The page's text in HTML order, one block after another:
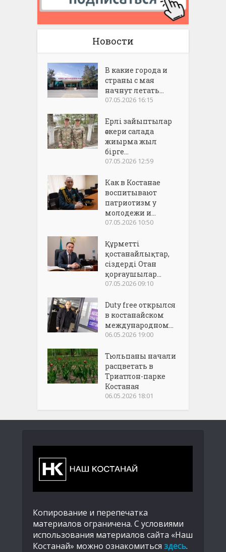
Новости
В какие города и
страны с мая
начнут летать...
07.05.2026 16:15
Ерлі зайыптылар
әскери салада
жиырма жыл
бірге...
07.05.2026 12:59
Как в Костанае
воспитывают
патриотизм у
молодежи и...
07.05.2026 10:50
Құрметті
қостанайлықтар,
сіздерді Отан
қорғаушылар...
07.05.2026 09:10
Duty free открылся
в костанайском
международном...
06.05.2026 19:00
Тюльпаны начали
расцветать в
Триатлон-парке
Костаная
06.05.2026 18:01
Копирование и перепечатка
материалов ограничена. С условиями
использования материалов сайта «Наш
Костанай» можно ознакомиться здесь.